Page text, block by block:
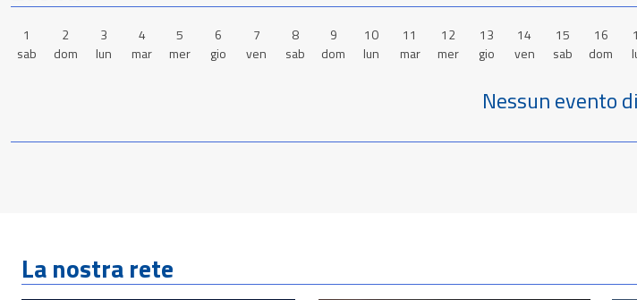
1
sab
2
dom
3
lun
4
mar
5
mer
6
gio
7
ven
8
sab
9
dom
10
lun
11
mar
12
mer
13
gio
14
ven
15
sab
16
dom
Nessun evento
La nostra rete